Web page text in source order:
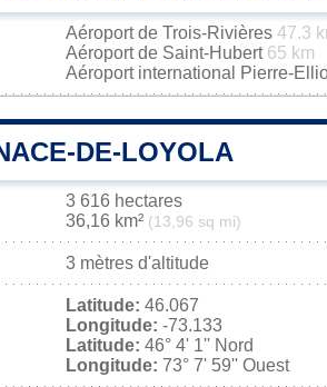
Aéroport de Trois-Rivières 47.3
Aéroport de Saint-Hubert 65 km
Aéroport international Pierre-
DE-LOYOLA
3 616 hectares
36,16 km² (13,96 sq mi)
3 mètres d'altitude
Latitude: 46.067
Longitude: -73.133
Latitude: 46° 4' 1'' Nord
Longitude: 73° 7' 59'' Ouest